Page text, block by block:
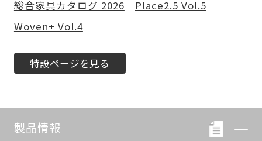
総合家具カタログ 2026
Place2.5 Vol.5
Woven+ Vol.4
特設ページを見る
製品情報